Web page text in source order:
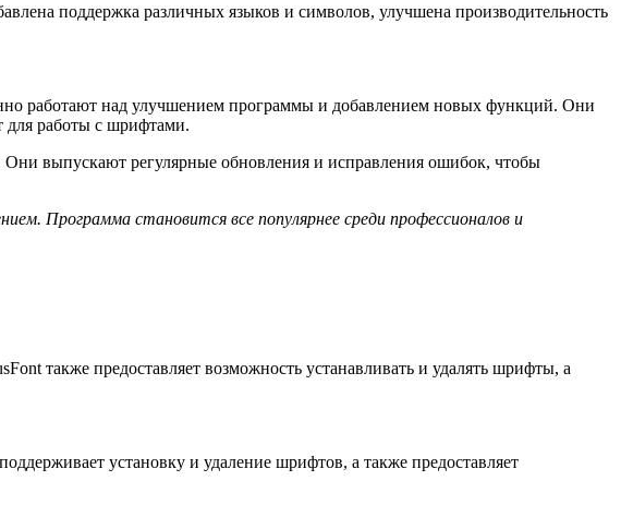
поддержка различных языков и символов, улучшена производительность
работают над улучшением программы и добавлением новых функций. Они
для работы с шрифтами.
Они выпускают регулярные обновления и исправления ошибок, чтобы
Программа становится все популярнее среди профессионалов и
также предоставляет возможность устанавливать и удалять шрифты, а
установку и удаление шрифтов, а также предоставляет